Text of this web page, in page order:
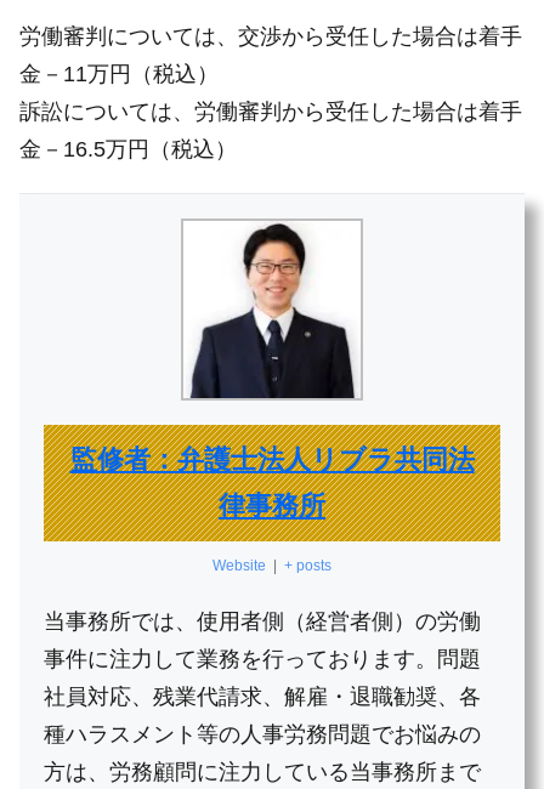
労働審判については、交渉から受任した場合は着手
金－11万円（税込）
訴訟については、労働審判から受任した場合は着手
金－16.5万円（税込）
監修者：弁護士法人リブラ共同法
律事務所
Website + posts
当事務所では、使用者側（経営者側）の労働
事件に注力して業務を行っております。問題
社員対応、残業代請求、解雇・退職勧奨、各
種ハラスメント等の人事労務問題でお悩みの
方は、労務顧問に注力している当事務所まで